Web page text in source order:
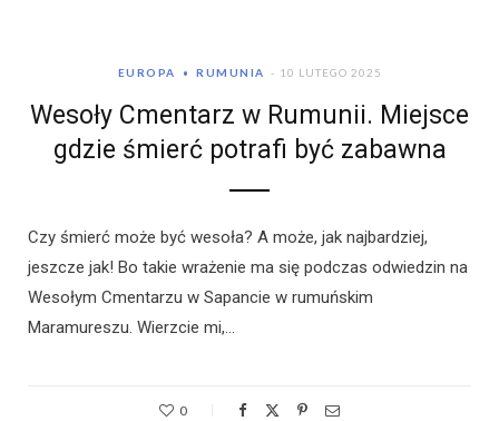
EUROPA RUMUNIA 10 LUTEGO 2025
Wesoły Cmentarz w Rumunii. Miejsce
gdzie śmierć potrafi być zabawna
Czy śmierć może być wesoła? A może, jak najbardziej,
jeszcze jak! Bo takie wrażenie ma się podczas odwiedzin na
Wesołym Cmentarzu w Sapancie w rumuńskim
Maramureszu. Wierzcie mi,…
0